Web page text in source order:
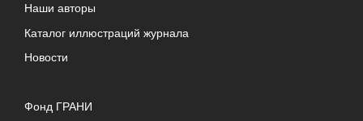
Наши авторы
Каталог иллюстраций журнала
Новости
Фонд ГРАНИ